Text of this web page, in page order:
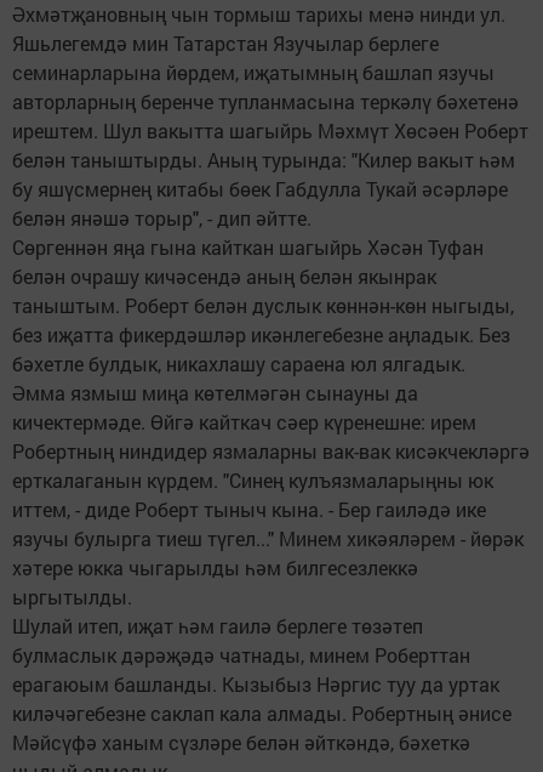
Әхмәтҗановның чын тормыш тарихы менә нинди ул.
Яшьлегемдә мин Татарстан Язучылар берлеге
семинарларына йөрдем, иҗатымның башлап язучы
авторларның беренче тупланмасына теркәлү бәхетенә
ирештем. Шул вакытта шагыйрь Мәхмүт Хөсәен Роберт
белән таныштырды. Аның турында: "Килер вакыт һәм
бу яшүсмернең китабы бөек Габдулла Тукай әсәрләре
белән янәшә торыр", - дип әйтте.
Сөргеннән яңа гына кайткан шагыйрь Хәсән Туфан
белән очрашу кичәсендә аның белән якынрак
таныштым. Роберт белән дуслык көннән-көн ныгыды,
без иҗатта фикердәшләр икәнлегебезне аңладык. Без
бәхетле булдык, никахлашу сараена юл ялгадык.
Әмма язмыш миңа көтелмәгән сынауны да
кичектермәде. Өйгә кайткач сәер күренешне: ирем
Робертның ниндидер язмаларны вак-вак кисәкчекләргә
ерткалаганын күрдем. "Синең кулъязмаларыңны юк
иттем, - диде Роберт тыныч кына. - Бер гаиләдә ике
язучы булырга тиеш түгел..." Минем хикәяләрем - йөрәк
хәтере юкка чыгарылды һәм билгесезлеккә
ыргытылды.
Шулай итеп, иҗат һәм гаилә берлеге төзәтеп
булмаслык дәрәҗәдә чатнады, минем Роберттан
ерагаюым башланды. Кызыбыз Нәргис туу да уртак
киләчәгебезне саклап кала алмады. Робертның әнисе
Мәйсүфә ханым сүзләре белән әйткәндә, бәхеткә